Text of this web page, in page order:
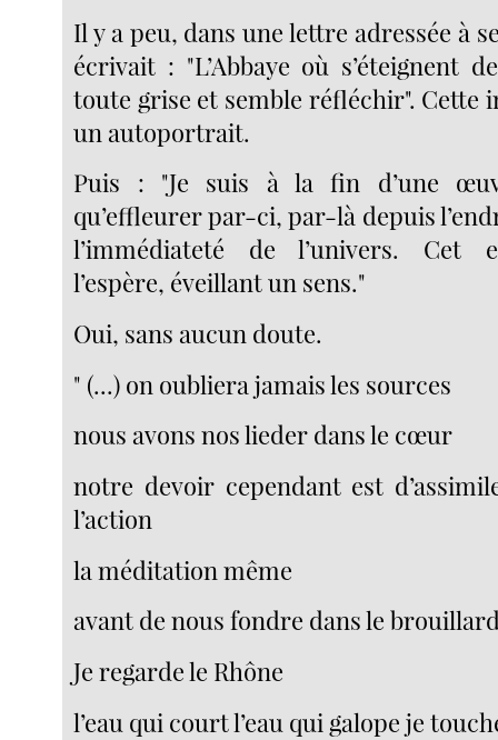
Il y a peu, dans une lettre adressée à
écrivait : "L’Abbaye où s’éteignent
toute grise et semble réfléchir". Cette
un autoportrait.
Puis : "Je suis à la fin d’une
qu’effleurer par-ci, par-là depuis
l’immédiateté de l’univers. Cet
l’espère, éveillant un sens."
Oui, sans aucun doute.
" (...) on oubliera jamais les sources
nous avons nos lieder dans le cœur
notre devoir cependant est
l’action
la méditation même
avant de nous fondre dans le
Je regarde le Rhône
l’eau qui court l’eau qui galope je